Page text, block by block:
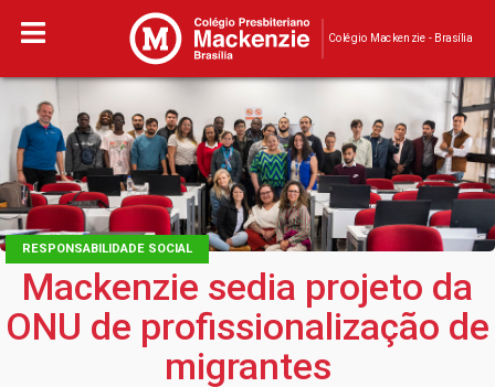
Colégio Mackenzie - Brasília
RESPONSABILIDADE SOCIAL
Mackenzie sedia projeto da
ONU de profissionalização de
migrantes